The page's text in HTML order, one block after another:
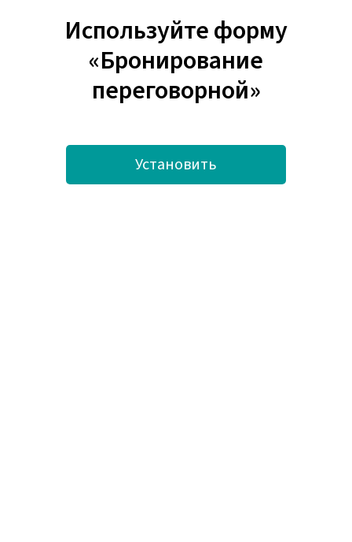
Используйте форму
«Бронирование
переговорной»
Установить